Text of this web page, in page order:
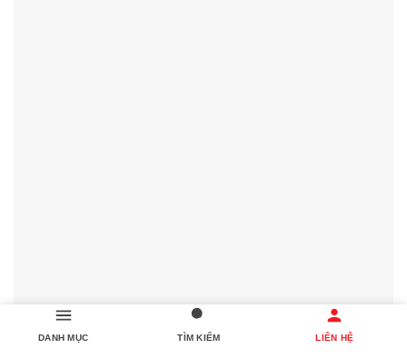
🌐 Công ty mẫu giao diện web AIO 📣 Thủ thuật thiết kế
web công ty🤩 🌸 Gia công thiết kế web công ty ⚠️ 🌍
DANH MỤC TÌM KIẾM LIÊN HỆ